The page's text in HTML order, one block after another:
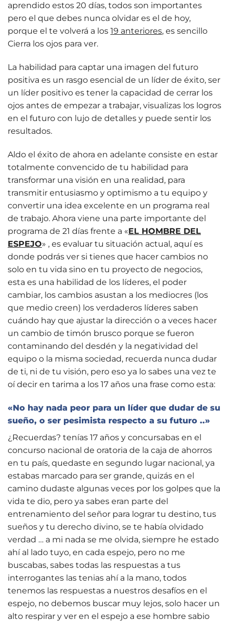
aprendido estos 20 días, todos son importantes
pero el que debes nunca olvidar es el de hoy,
porque el te volverá a los 19 anteriores, es sencillo
Cierra los ojos para ver.
La habilidad para captar una imagen del futuro
positiva es un rasgo esencial de un líder de éxito, ser
un líder positivo es tener la capacidad de cerrar los
ojos antes de empezar a trabajar, visualizas los logros
en el futuro con lujo de detalles y puede sentir los
resultados.
Aldo el éxito de ahora en adelante consiste en estar
totalmente convencido de tu habilidad para
transformar una visión en una realidad, para
transmitir entusiasmo y optimismo a tu equipo y
convertir una idea excelente en un programa real
de trabajo. Ahora viene una parte importante del
programa de 21 días frente a «EL HOMBRE DEL
ESPEJO» , es evaluar tu situación actual, aquí es
donde podrás ver si tienes que hacer cambios no
solo en tu vida sino en tu proyecto de negocios,
esta es una habilidad de los líderes, el poder
cambiar, los cambios asustan a los mediocres (los
que medio creen) los verdaderos líderes saben
cuándo hay que ajustar la dirección o a veces hacer
un cambio de timón brusco porque se fueron
contaminando del desdén y la negatividad del
equipo o la misma sociedad, recuerda nunca dudar
de ti, ni de tu visión, pero eso ya lo sabes una vez te
oí decir en tarima a los 17 años una frase como esta:
«No hay nada peor para un líder que dudar de su
sueño, o ser pesimista respecto a su futuro ..»
¿Recuerdas? tenías 17 años y concursabas en el
concurso nacional de oratoria de la caja de ahorros
en tu país, quedaste en segundo lugar nacional, ya
estabas marcado para ser grande, quizás en el
camino dudaste algunas veces por los golpes que la
vida te dio, pero ya sabes eran parte del
entrenamiento del señor para lograr tu destino, tus
sueños y tu derecho divino, se te había olvidado
verdad … a mi nada se me olvida, siempre he estado
ahí al lado tuyo, en cada espejo, pero no me
buscabas, sabes todas las respuestas a tus
interrogantes las tenias ahí a la mano, todos
tenemos las respuestas a nuestros desafíos en el
espejo, no debemos buscar muy lejos, solo hacer un
alto respirar y ver en el espejo a ese hombre sabio